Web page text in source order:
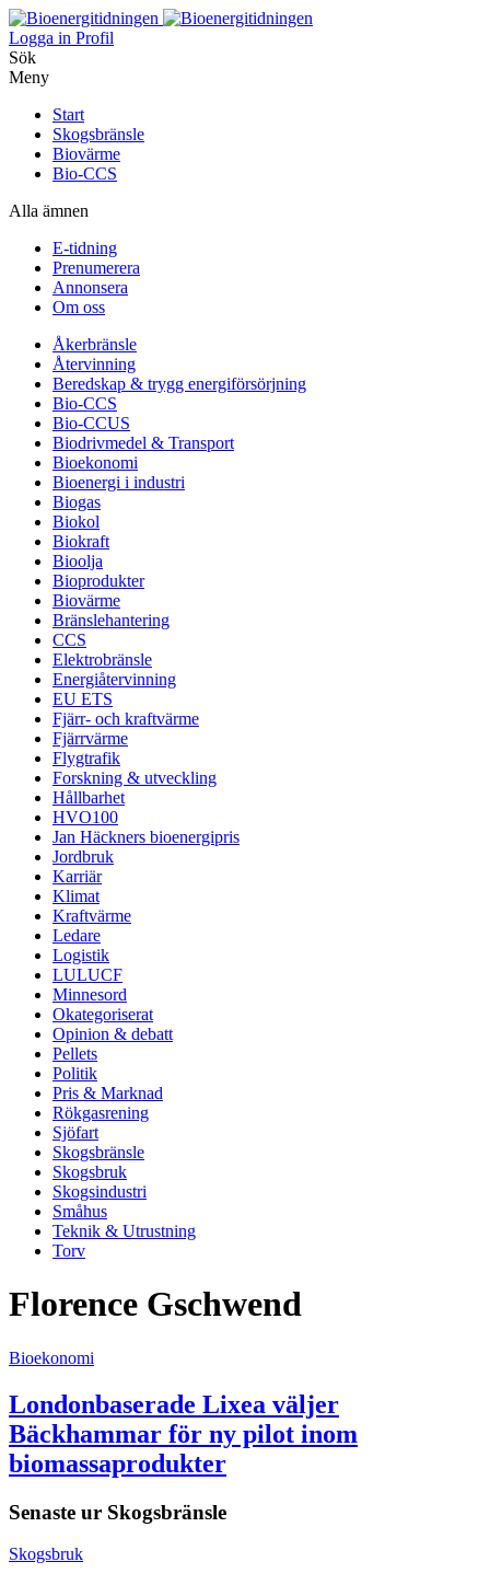
Logga in Profil
Sök
Meny
Start
Skogsbränsle
Biovärme
Bio-CCS
Alla ämnen
E-tidning
Prenumerera
Annonsera
Om oss
Åkerbränsle
Återvinning
Beredskap & trygg energiförsörjning
Bio-CCS
Bio-CCUS
Biodrivmedel & Transport
Bioekonomi
Bioenergi i industri
Biogas
Biokol
Biokraft
Bioolja
Bioprodukter
Biovärme
Bränslehantering
CCS
Elektrobränsle
Energiåtervinning
EU ETS
Fjärr- och kraftvärme
Fjärrvärme
Flygtrafik
Forskning & utveckling
Hållbarhet
HVO100
Jan Häckners bioenergipris
Jordbruk
Karriär
Klimat
Kraftvärme
Ledare
Logistik
LULUCF
Minnesord
Okategoriserat
Opinion & debatt
Pellets
Politik
Pris & Marknad
Rökgasrening
Sjöfart
Skogsbränsle
Skogsbruk
Skogsindustri
Småhus
Teknik & Utrustning
Torv
Florence Gschwend
Bioekonomi
Londonbaserade Lixea väljer
Bäckhammar för ny pilot inom
biomassaprodukter
Senaste ur Skogsbränsle
Skogsbruk